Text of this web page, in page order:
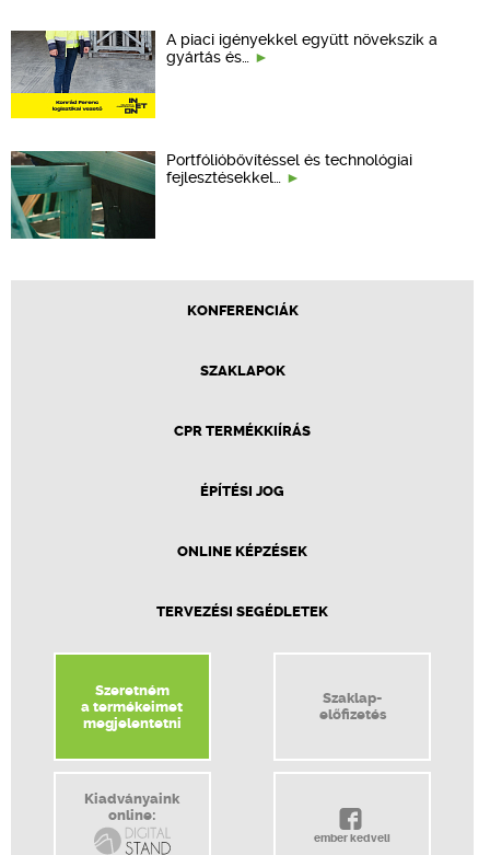
A piaci igényekkel együtt növekszik a
gyártás és…
Portfólióbővítéssel és technológiai
fejlesztésekkel…
KONFERENCIÁK
SZAKLAPOK
CPR TERMÉKKIÍRÁS
ÉPÍTÉSI JOG
ONLINE KÉPZÉSEK
TERVEZÉSI SEGÉDLETEK
Szeretném
a termékeimet
megjelentetni
Szaklap-
előfizetés
Kiadványaink
online:
ember kedveli